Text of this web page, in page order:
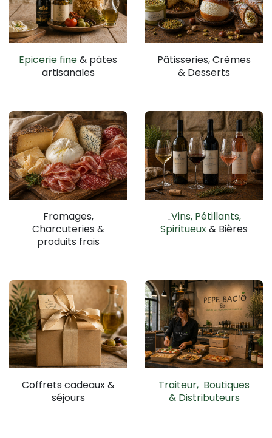
Epicerie fine& pâtes
artisanales
Pâtisseries, Crèmes
& Desserts
Fromages,
Charcuteries &
produits frais
Vins, Pétillants,
Spiritueux& Bières
Coffrets cadeaux &
séjours
Traiteur, Boutiques
& Distributeurs